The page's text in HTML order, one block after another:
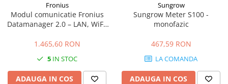
Fronius
Modul comunicatie Fronius
Datamanager 2.0 – LAN, WiFi,
1.465,60 RON
5 IN STOC
ADAUGA IN COS
Sungrow
Sungrow Meter S100 -
monofazic
467,59 RON
LA COMANDA
ADAUGA IN COS